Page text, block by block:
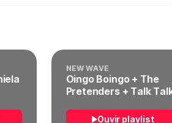
NEW WAVE
Oingo Boingo + The
Pretenders + Talk
Ouvir playlist